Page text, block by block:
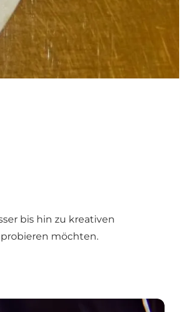
bis hin zu kreativen
probieren möchten.